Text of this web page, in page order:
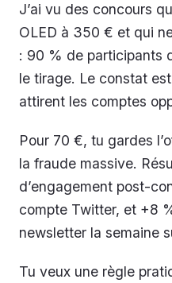
J’ai vu des concours
OLED à 350 € et qui
: 90 % de participants
le tirage. Le constat
attirent les comptes
Pour 70 €, tu gardes
la fraude massive.
d’engagement post-
compte Twitter, et +8
newsletter la semaine
Tu veux une règle